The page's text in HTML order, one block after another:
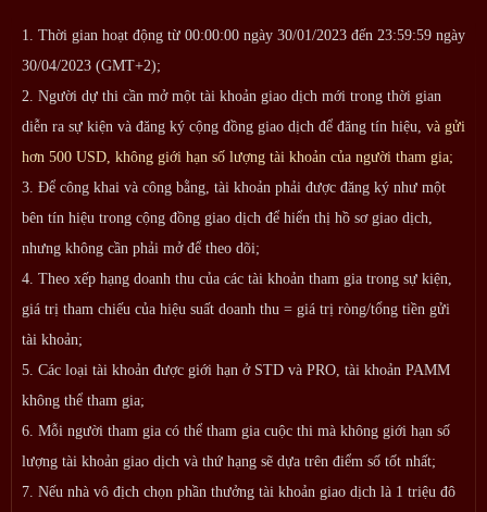
1. Thời gian hoạt động từ 00:00:00 ngày 30/01/2023 đến 23:59:59 ngày
30/04/2023 (GMT+2);
2. Người dự thi cần mở một tài khoản giao dịch mới trong thời gian
diễn ra sự kiện và đăng ký cộng đồng giao dịch để đăng tín hiệu, và gửi
hơn 500 USD, không giới hạn số lượng tài khoản của người tham gia;
3. Để công khai và công bằng, tài khoản phải được đăng ký như một
bên tín hiệu trong cộng đồng giao dịch để hiển thị hồ sơ giao dịch,
nhưng không cần phải mở để theo dõi;
4. Theo xếp hạng doanh thu của các tài khoản tham gia trong sự kiện,
giá trị tham chiếu của hiệu suất doanh thu = giá trị ròng/tổng tiền gửi
tài khoản;
5. Các loại tài khoản được giới hạn ở STD và PRO, tài khoản PAMM
không thể tham gia;
6. Mỗi người tham gia có thể tham gia cuộc thi mà không giới hạn số
lượng tài khoản giao dịch và thứ hạng sẽ dựa trên điểm số tốt nhất;
7. Nếu nhà vô địch chọn phần thưởng tài khoản giao dịch là 1 triệu đô